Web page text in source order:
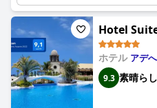
Hotel
ホテル アデへ
9.3 素晴ら